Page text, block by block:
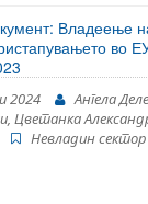
(МЗМП)1 е
да ги
права
на
на правната
Владеење
во
2024
Ангела
Цветанка
Невладин сектор